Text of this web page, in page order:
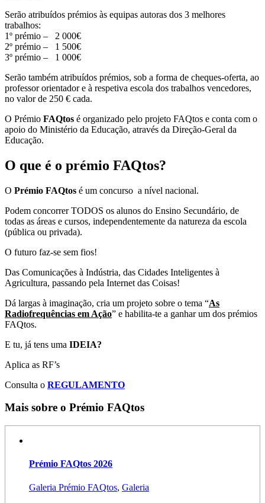
Serão atribuídos prémios às equipas autoras dos 3 melhores
trabalhos:
1º prémio – 2 000€
2º prémio – 1 500€
3º prémio – 1 000€
Serão também atribuídos prémios, sob a forma de cheques-oferta, ao
professor orientador e à respetiva escola dos trabalhos vencedores,
no valor de 250 € cada.
O Prémio FAQtos é organizado pelo projeto FAQtos e conta com o
apoio do Ministério da Educação, através da Direção-Geral da
Educação.
O que é o prémio FAQtos?
O Prémio FAQtos é um concurso a nível nacional.
Podem concorrer TODOS os alunos do Ensino Secundário, de
todas as áreas e cursos, independentemente da natureza da escola
(pública ou privada).
O futuro faz-se sem fios!
Das Comunicações à Indústria, das Cidades Inteligentes à
Agricultura, passando pela Internet das Coisas!
Dá largas à imaginação, cria um projeto sobre o tema “As
Radiofrequências em Ação” e habilita-te a ganhar um dos prémios
FAQtos.
E tu, já tens uma IDEIA?
Aplica as RF’s
Consulta o REGULAMENTO
Mais sobre o Prémio FAQtos
Prémio FAQtos 2026
Galeria Prémio FAQtos, Galeria